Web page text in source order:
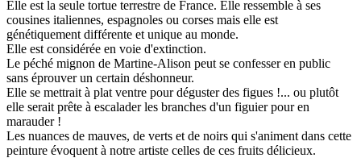
Elle est la seule tortue terrestre de France. Elle ressemble à ses
cousines italiennes, espagnoles ou corses mais elle est
génétiquement différente et unique au monde.
Elle est considérée en voie d'extinction.
Le péché mignon de Martine-Alison peut se confesser en public
sans éprouver un certain déshonneur.
Elle se mettrait à plat ventre pour déguster des figues !... ou plutôt
elle serait prête à escalader les branches d'un figuier pour en
marauder !
Les nuances de mauves, de verts et de noirs qui s'animent dans cette
peinture évoquent à notre artiste celles de ces fruits délicieux.